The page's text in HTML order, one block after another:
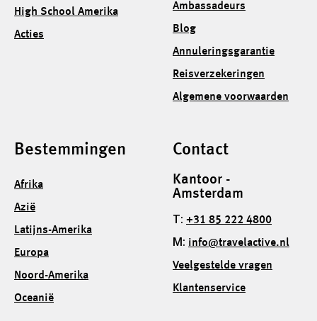
High School Amerika
Acties
Ambassadeurs
Blog
Annuleringsgarantie
Reisverzekeringen
Algemene voorwaarden
Bestemmingen
Afrika
Azië
Latijns-Amerika
Europa
Noord-Amerika
Oceanië
Contact
Kantoor -
Amsterdam
T: +31 85 222 4800
M: info@travelactive.nl
Veelgestelde vragen
Klantenservice